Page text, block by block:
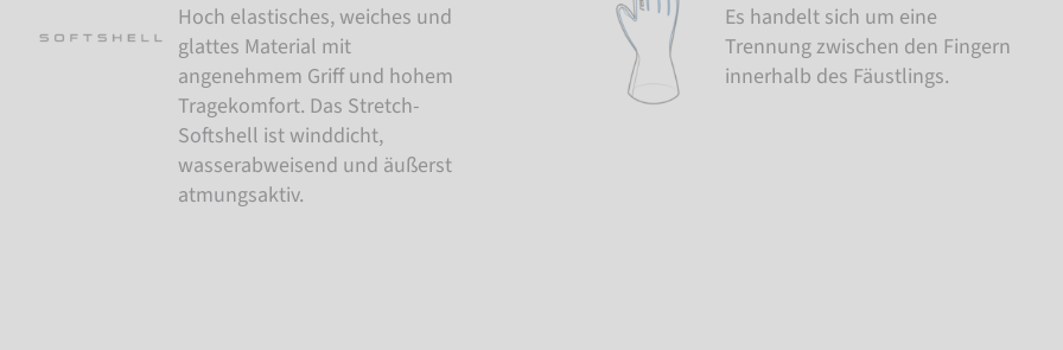
Hoch elastisches, weiches und
glattes Material mit
angenehmem Griff und hohem
Tragekomfort. Das Stretch-
Softshell ist winddicht,
wasserabweisend und äußerst
atmungsaktiv.
Es handelt sich um eine
Trennung zwischen den Fingern
innerhalb des Fäustlings.